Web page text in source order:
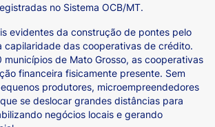
no Sistema OCB/MT.
evidentes da construção de pontes pelo
capilaridade das cooperativas de crédito.
municípios de Mato Grosso, as cooperativas
financeira fisicamente presente. Sem
produtores, microempreendedores
se deslocar grandes distâncias para
negócios locais e gerando